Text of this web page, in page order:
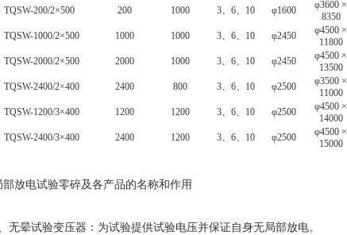
200/2×500 200 1000 3、6、10 φ1600
φ3600 ×
8350
1000/2×500 1000 1000 3、6、10 φ2450
φ4500 ×
11800
2000/2×500 2000 1000 3、6、10 φ2450
φ4500 ×
13500
2400/2×400 2400 800 3、6、10 φ2500
φ3500 ×
11000
1200/3×400 1200 1200 3、6、10 φ2500
φ4500 ×
14000
2400/3×400 2400 1200 3、6、10 φ2500
φ4500 ×
15000
部放电试验零碎及各产品的名称和作用
无晕试验变压器：为试验提供试验电压并保证自身无局部放电。